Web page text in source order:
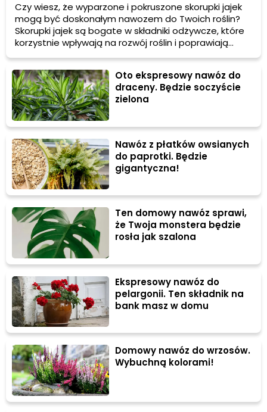
Czy wiesz, że wyparzone i pokruszone skorupki jajek
mogą być doskonałym nawozem do Twoich roślin?
Skorupki jajek są bogate w składniki odżywcze, które
korzystnie wpływają na rozwój roślin i poprawiają
jakość gleby. W tym artykule dowiesz się, jak
wykorzystać skorupki jajek jako nawóz dla truskawek i
innych roślin w Twoim ogrodzie.Oto ekspresowy nawóz do
draceny. Będzie soczyście
zielona
Nawóz z płatków owsianych
do paprotki. Będzie
gigantyczna!
Ten domowy nawóz sprawi,
że Twoja monstera będzie
rosła jak szalona
Ekspresowy nawóz do
pelargonii. Ten składnik na
bank masz w domu
Domowy nawóz do wrzosów.
Wybuchną kolorami!